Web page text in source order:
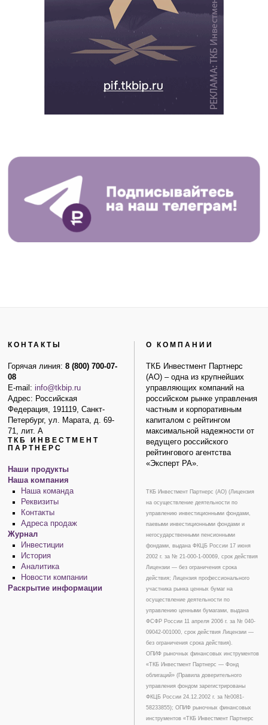
КОНТАКТЫ
Горячая линия:8 (800) 700-07-
08
E-mail:info@tkbip.ru
Адрес: Российская
Федерация, 191119, Санкт-
Петербург, ул. Марата, д. 69-
71, лит. А
ТКБ ИНВЕСТМЕНТ
ПАРТНЕРС
Наши продукты
Наша компания
Наша команда
Реквизиты
Контакты
Адреса продаж
Журнал
Инвестиции
История
Аналитика
Новости компании
Раскрытие информации
О КОМПАНИИ
ТКБ Инвестмент Партнерс
(АО) – одна из крупнейших
управляющих компаний на
российском рынке управления
частным и корпоративным
капиталом с рейтингом
максимальной надежности от
ведущего российского
рейтингового агентства
«Эксперт РА».
ТКБ Инвестмент Партнерс (АО) (Лицензия
на осуществление деятельности по
управлению инвестиционными фондами,
паевыми инвестиционными фондами и
негосударственными пенсионными
фондами, выдана ФКЦБ России 17 июня
2002 г. за № 21-000-1-00069, срок действия
Лицензии — без ограничения срока
действия; Лицензия профессионального
участника рынка ценных бумаг на
осуществление деятельности по
управлению ценными бумагами, выдана
ФСФР России 11 апреля 2006 г. за № 040-
09042-001000, срок действия Лицензии —
без ограничения срока действия).
ОПИФ рыночных финансовых инструментов
«ТКБ Инвестмент Партнерс — Фонд
облигаций» (Правила доверительного
управления фондом зарегистрированы
ФКЦБ России 24.12.2002 г. за №0081-
58233855); ОПИФ рыночных финансовых
инструментов «ТКБ Инвестмент Партнерс